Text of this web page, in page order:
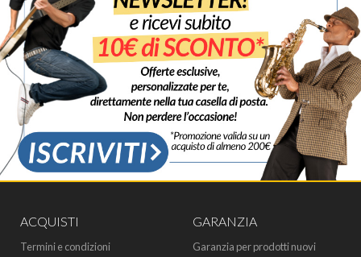
ACQUISTI
Termini e condizioni
GARANZIA
Garanzia per prodotti nuovi